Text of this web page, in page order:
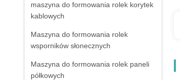
maszyna do formowania rolek korytek
kablowych
Maszyna do formowania rolek
wsporników słonecznych
Maszyna do formowania rolek paneli
półkowych